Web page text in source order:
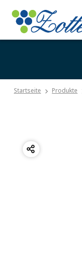
Startseite Produkte